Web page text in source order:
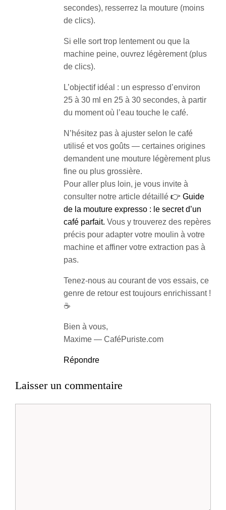
secondes), resserrez la mouture (moins
de clics).
Si elle sort trop lentement ou que la
machine peine, ouvrez légèrement (plus
de clics).
L’objectif idéal : un espresso d’environ
25 à 30 ml en 25 à 30 secondes, à partir
du moment où l’eau touche le café.
N’hésitez pas à ajuster selon le café
utilisé et vos goûts — certaines origines
demandent une mouture légèrement plus
fine ou plus grossière.
Pour aller plus loin, je vous invite à
consulter notre article détaillé 👉 Guide
de la mouture expresso : le secret d’un
café parfait. Vous y trouverez des repères
précis pour adapter votre moulin à votre
machine et affiner votre extraction pas à
pas.
Tenez-nous au courant de vos essais, ce
genre de retour est toujours enrichissant !
☕
Bien à vous,
Maxime — CaféPuriste.com
Répondre
Laisser un commentaire